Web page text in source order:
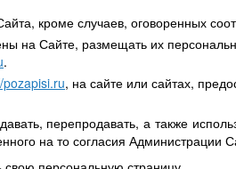
кроме случаев, оговоренных
на Сайте, размещать их
.
pozapisi.ru, на сайте или сайтах,
перепродавать, а также
на то согласия Администрации